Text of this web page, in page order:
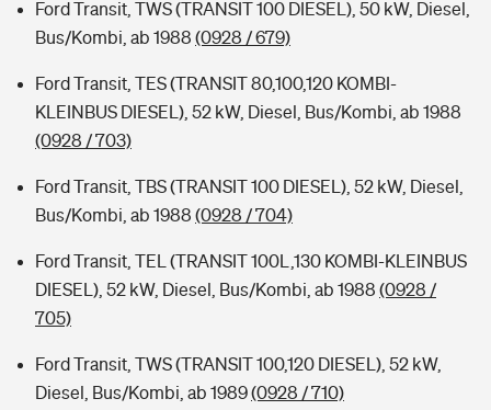
Ford Transit, TWS (TRANSIT 100 DIESEL), 50 kW, Diesel,
Bus/Kombi, ab 1988 (0928 / 679)
Ford Transit, TES (TRANSIT 80,100,120 KOMBI-
KLEINBUS DIESEL), 52 kW, Diesel, Bus/Kombi, ab 1988
(0928 / 703)
Ford Transit, TBS (TRANSIT 100 DIESEL), 52 kW, Diesel,
Bus/Kombi, ab 1988 (0928 / 704)
Ford Transit, TEL (TRANSIT 100L,130 KOMBI-KLEINBUS
DIESEL), 52 kW, Diesel, Bus/Kombi, ab 1988 (0928 /
705)
Ford Transit, TWS (TRANSIT 100,120 DIESEL), 52 kW,
Diesel, Bus/Kombi, ab 1989(0928 / 710)